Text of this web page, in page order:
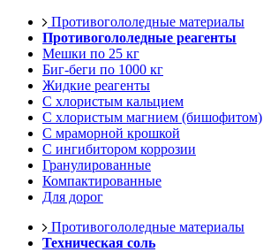
Противогололедные материалы
Противогололедные реагенты
Мешки по 25 кг
Биг-беги по 1000 кг
Жидкие реагенты
С хлористым кальцием
С хлористым магнием (бишофитом)
С мраморной крошкой
С ингибитором коррозии
Гранулированные
Компактированные
Для дорог
Противогололедные материалы
Техническая соль